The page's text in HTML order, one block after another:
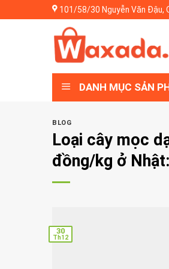
to
101/58/30 Nguyễn Văn Đậu,
DANH MỤC SẢN
BLOG
Loại cây mọc
đồng/kg ở
30
Th12